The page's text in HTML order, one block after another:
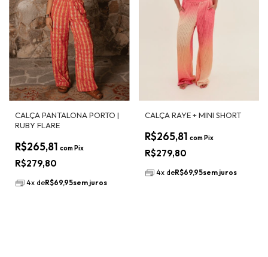
CALÇA PANTALONA PORTO |
RUBY FLARE
R$279,80
R$265,81 com Pix
4x deR$69,95sem juros
CALÇA RAYE + MINI SHORT
R$279,80
R$265,81 com Pix
4x deR$69,95sem juros